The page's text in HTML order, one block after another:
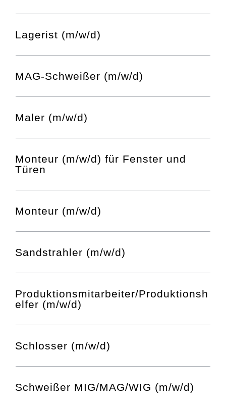
Lagerist (m/w/d)
MAG-Schweißer (m/w/d)
Maler (m/w/d)
Monteur (m/w/d) für Fenster und
Türen
Monteur (m/w/d)
Sandstrahler (m/w/d)
Produktionsmitarbeiter/Produktionsh
elfer (m/w/d)
Schlosser (m/w/d)
Schweißer MIG/MAG/WIG (m/w/d)